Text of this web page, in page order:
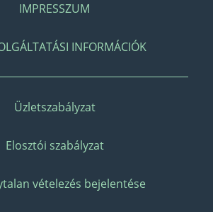
IMPRESSZUM
INFORMÁCIÓK
Üzletszabályzat
Elosztói szabályzat
vételezés bejelentése